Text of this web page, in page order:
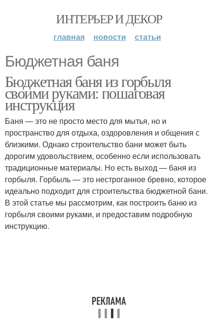
ИНТЕРЬЕР И ДЕКОР
главная новости статьи
Бюджетная баня
Бюджетная баня из горбыля
своими руками: пошаговая
инструкция
Баня — это не просто место для мытья, но и
пространство для отдыха, оздоровления и общения с
близкими. Однако строительство бани может быть
дорогим удовольствием, особенно если использовать
традиционные материалы. Но есть выход — баня из
горбыля. Горбыль — это нестроганное бревно, которое
идеально подходит для строительства бюджетной бани.
В этой статье мы рассмотрим, как построить баню из
горбыля своими руками, и предоставим подробную
инструкцию.